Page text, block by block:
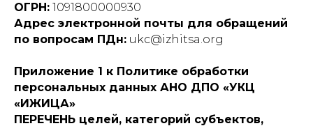
ОГРН: 1091800000930
Адрес электронной почты для обращений
по вопросам ПДн: ukc@izhitsa.org
Приложение 1 к Политике обработки
персональных данных АНО ДПО «УКЦ
«ИЖИЦА»
ПЕРЕЧЕНЬ целей, категорий субъектов,